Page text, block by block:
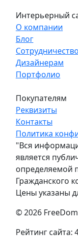
Интерьерный
О компании
Блог
Сотрудничество
Дизайнерам
Портфолио
Покупателям
Реквизиты
Контакты
Политика
"Вся
является
определяемой
Гражданского
Цены указаны
© 2026
Рейтинг сайта: